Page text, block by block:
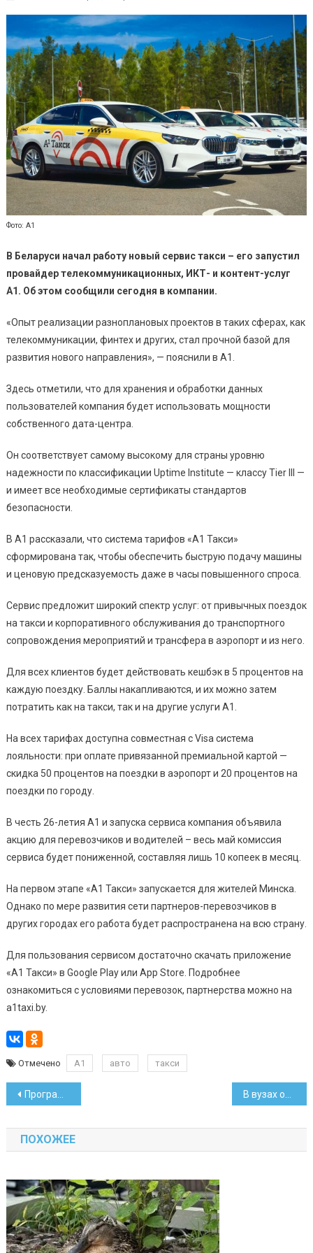
Фото: А1
В Беларуси начал работу новый сервис такси – его запустил
провайдер телекоммуникационных, ИКТ- и контент-услуг
А1. Об этом сообщили сегодня в компании.
«Опыт реализации разноплановых проектов в таких сферах, как
телекоммуникации, финтех и других, стал прочной базой для
развития нового направления», — пояснили в А1.
Здесь отметили, что для хранения и обработки данных
пользователей компания будет использовать мощности
собственного дата-центра.
Он соответствует самому высокому для страны уровню
надежности по классификации Uptime Institute — классу Tier III —
и имеет все необходимые сертификаты стандартов
безопасности.
В А1 рассказали, что система тарифов «А1 Такси»
сформирована так, чтобы обеспечить быструю подачу машины
и ценовую предсказуемость даже в часы повышенного спроса.
Сервис предложит широкий спектр услуг: от привычных поездок
на такси и корпоративного обслуживания до транспортного
сопровождения мероприятий и трансфера в аэропорт и из него.
Для всех клиентов будет действовать кешбэк в 5 процентов на
каждую поездку. Баллы накапливаются, и их можно затем
потратить как на такси, так и на другие услуги А1.
На всех тарифах доступна совместная с Visa система
лояльности: при оплате привязанной премиальной картой —
скидка 50 процентов на поездки в аэропорт и 20 процентов на
поездки по городу.
В честь 26-летия А1 и запуска сервиса компания объявила
акцию для перевозчиков и водителей – весь май комиссия
сервиса будет пониженной, составляя лишь 10 копеек в месяц.
На первом этапе «А1 Такси» запускается для жителей Минска.
Однако по мере развития сети партнеров-перевозчиков в
других городах его работа будет распространена на всю страну.
Для пользования сервисом достаточно скачать приложение
«А1 Такси» в Google Play или App Store. Подробнее
ознакомиться с условиями перевозок, партнерства можно на
a1taxi.by.
Отмечено А1 авто такси
Навигация
по
записям
Программа на День Победы: как пройдет 9 мая в Минске
ПОХОЖЕЕ